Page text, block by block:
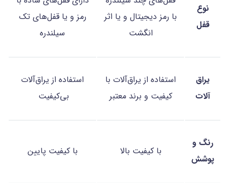
نوع
قفل
با رمز دیجیتال و یا اثر
انگشت
رمز و یا قفل‌های تک
سیلندره
یراق
آلات
استفاده از یراق‌آلات با
کیفیت و برند معتبر
استفاده از یراق‌آلات
بی‌کیفیت
رنگ و
پوشش
با کیفیت بالا با کیفیت پایین